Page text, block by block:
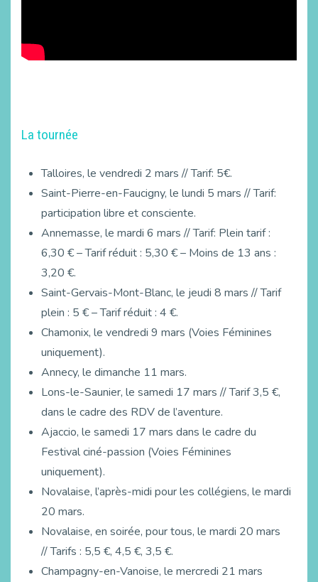
La tournée
Talloires, le vendredi 2 mars // Tarif: 5€.
Saint-Pierre-en-Faucigny, le lundi 5 mars // Tarif:
participation libre et consciente.
Annemasse, le mardi 6 mars // Tarif: Plein tarif :
6,30 € – Tarif réduit : 5,30 € – Moins de 13 ans :
3,20 €.
Saint-Gervais-Mont-Blanc, le jeudi 8 mars // Tarif
plein : 5 € – Tarif réduit : 4 €.
Chamonix, le vendredi 9 mars (Voies Féminines
uniquement).
Annecy, le dimanche 11 mars.
Lons-le-Saunier, le samedi 17 mars // Tarif 3,5 €,
dans le cadre des RDV de l’aventure.
Ajaccio, le samedi 17 mars dans le cadre du
Festival ciné-passion (Voies Féminines
uniquement).
Novalaise, l’après-midi pour les collégiens, le mardi
20 mars.
Novalaise, en soirée, pour tous, le mardi 20 mars
// Tarifs : 5,5 €, 4,5 €, 3,5 €.
Champagny-en-Vanoise, le mercredi 21 mars